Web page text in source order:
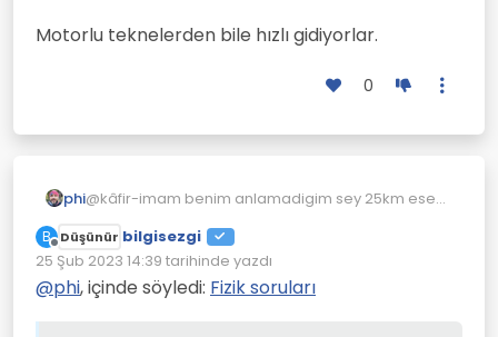
katamarandaki suya batan plakalar kırmızı
Motorlu teknelerden bile hızlı gidiyorlar.
0
phi@kâfir-imam benim anlamadigim sey 25km esen
B
Çevrimdışı
Düşünür bilgisezgi
25 Şub 2023 14:39 tarihinde yazdı
Son düzenleyen:
@phi, içinde söyledi: Fizik soruları